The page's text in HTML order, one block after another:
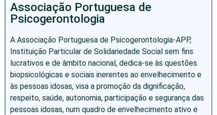
Associação Portuguesa de
Psicogerontologia
A Associação Portuguesa de Psicogerontologia-APP,
Instituição Particular de Solidariedade Social sem fins
lucrativos e de âmbito nacional, dedica-se às questões
biopsicológicas e sociais inerentes ao envelhecimento e
às pessoas idosas, visa a promoção da dignificação,
respeito, saúde, autonomia, participação e segurança das
pessoas idosas, num quadro de envelhecimento ativo e